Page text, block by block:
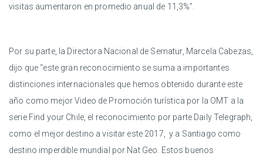
visitas aumentaron en promedio anual de 11,3%”.
Por su parte, la Directora Nacional de Sernatur, Marcela Cabezas,
dijo que “este gran reconocimiento se suma a importantes
distinciones internacionales que hemos obtenido durante este
año como mejor Video de Promoción turística por la OMT a la
serie Find your Chile, el reconocimiento por parte Daily Telegraph,
como el mejor destino a visitar este 2017, y a Santiago como
destino imperdible mundial por Nat Geo. Estos buenos